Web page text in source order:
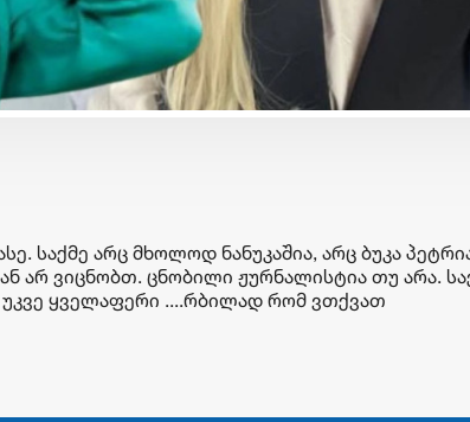
საქმე არც მხოლოდ ნანუკაშია, არც ბუკა
არ ვიცნობთ. ცნობილი ჟურნალისტია თუ არა.
ყველაფერი ....რბილად რომ ვთქვათ
ხელმძღვანელმა, ანა
ოსაძემ Partnership 4SDGs
ფორუმზე მდგრადი
დაფინანსების